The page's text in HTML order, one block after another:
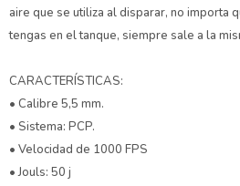
aire que se utiliza al disparar, no importa
tengas en el tanque, siempre sale a la
CARACTERÍSTICAS:
• Calibre 5,5 mm.
• Sistema: PCP.
• Velocidad de 1000 FPS
• Jouls: 50 j